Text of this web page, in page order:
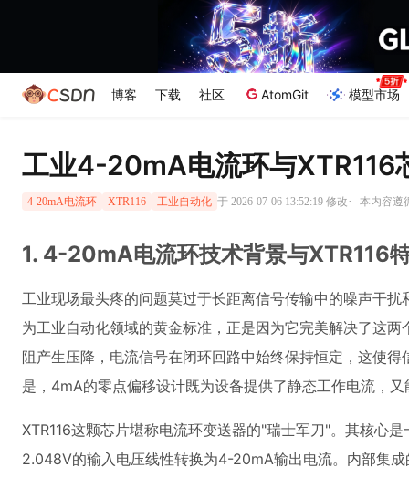
博客 下载 社区 AtomGit 模型市场
工业4-20mA电流环与XTR116
4-20mA电流环 XTR116 工业自动化 于 2026-07-06 13:52:19 修改· 本内容遵
1. 4-20mA电流环技术背景与XTR116
工业现场最头疼的问题莫过于长距离信号传输中的噪声干
为工业自动化领域的黄金标准，正是因为它完美解决了这
阻产生压降，电流信号在闭环回路中始终保持恒定，这使
是，4mA的零点偏移设计既为设备提供了静态工作电流，
XTR116这颗芯片堪称电流环变送器的"瑞士军刀"。其核心
2.048V的输入电压线性转换为4-20mA输出电流。内部集